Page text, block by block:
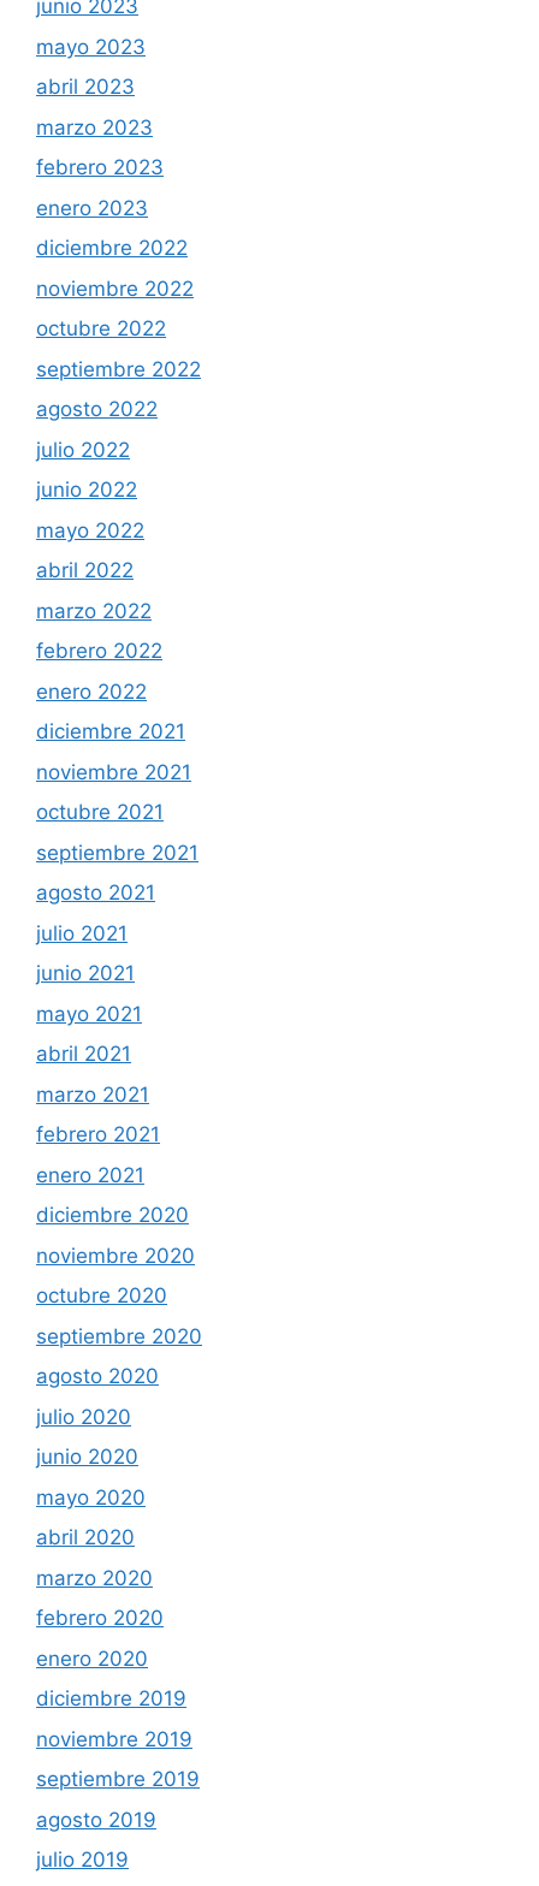
junio 2023
mayo 2023
abril 2023
marzo 2023
febrero 2023
enero 2023
diciembre 2022
noviembre 2022
octubre 2022
septiembre 2022
agosto 2022
julio 2022
junio 2022
mayo 2022
abril 2022
marzo 2022
febrero 2022
enero 2022
diciembre 2021
noviembre 2021
octubre 2021
septiembre 2021
agosto 2021
julio 2021
junio 2021
mayo 2021
abril 2021
marzo 2021
febrero 2021
enero 2021
diciembre 2020
noviembre 2020
octubre 2020
septiembre 2020
agosto 2020
julio 2020
junio 2020
mayo 2020
abril 2020
marzo 2020
febrero 2020
enero 2020
diciembre 2019
noviembre 2019
septiembre 2019
agosto 2019
julio 2019